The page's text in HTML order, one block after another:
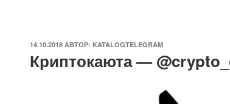
ОПУБЛИКОВАНО
14.10.2018 АВТОР: KATALOGTELEGRAM
Криптокаюта —